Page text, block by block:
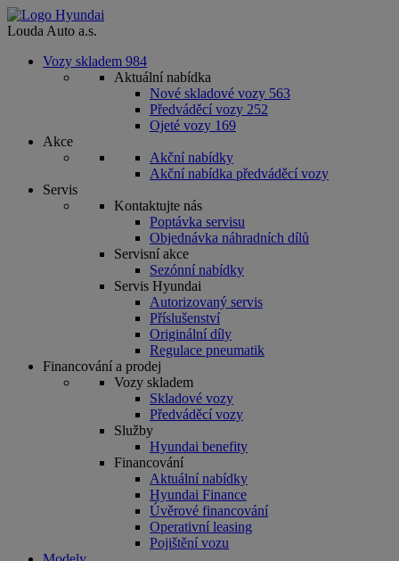
Louda Auto a.s.
Vozy skladem 984
Aktuální nabídka
Nové skladové vozy 563
Předváděcí vozy 252
Ojeté vozy 169
Akce
Akční nabídky
Akční nabídka předváděcí vozy
Servis
Kontaktujte nás
Poptávka servisu
Objednávka náhradních dílů
Servisní akce
Sezónní nabídky
Servis Hyundai
Autorizovaný servis
Příslušenství
Originální díly
Regulace pneumatik
Financování a prodej
Vozy skladem
Skladové vozy
Předváděcí vozy
Služby
Hyundai benefity
Financování
Aktuální nabídky
Hyundai Finance
Úvěrové financování
Operativní leasing
Pojištění vozu